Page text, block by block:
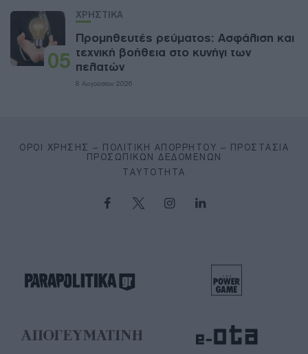
05
ΧΡΗΣΤΙΚΑ
Προμηθευτές ρεύματος: Ασφάλιση και
τεχνική βοήθεια στο κυνήγι των
πελατών
8 Αυγούστου 2026
ΌΡΟΙ ΧΡΉΣΗΣ – ΠΟΛΙΤΙΚΉ ΑΠΟΡΡΉΤΟΥ – ΠΡΟΣΤΑΣΊΑ
ΠΡΟΣΩΠΙΚΏΝ ΔΕΔΟΜΈΝΩΝ
ΤΑΥΤΌΤΗΤΑ